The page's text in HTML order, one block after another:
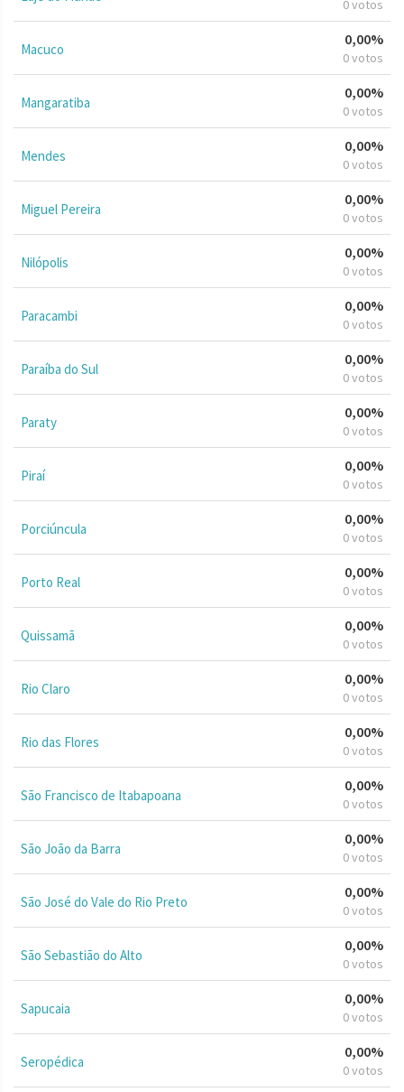
0 votos
Macuco
0,00%
0 votos
Mangaratiba
0,00%
0 votos
Mendes
0,00%
0 votos
Miguel Pereira
0,00%
0 votos
Nilópolis
0,00%
0 votos
Paracambi
0,00%
0 votos
Paraíba do Sul
0,00%
0 votos
Paraty
0,00%
0 votos
Piraí
0,00%
0 votos
Porciúncula
0,00%
0 votos
Porto Real
0,00%
0 votos
Quissamã
0,00%
0 votos
Rio Claro
0,00%
0 votos
Rio das Flores
0,00%
0 votos
São Francisco de Itabapoana
0,00%
0 votos
São João da Barra
0,00%
0 votos
São José do Vale do Rio Preto
0,00%
0 votos
São Sebastião do Alto
0,00%
0 votos
Sapucaia
0,00%
0 votos
Seropédica
0,00%
0 votos